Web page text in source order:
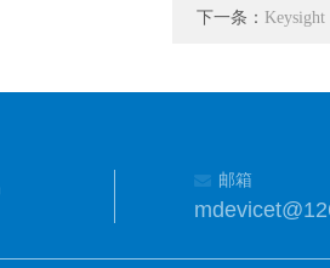
下一条：
邮箱